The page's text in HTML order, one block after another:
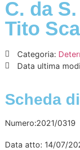
C. da
Tito
Categoria:
Data ultima
Scheda
Numero:2021/0319
Data atto: 14/07/